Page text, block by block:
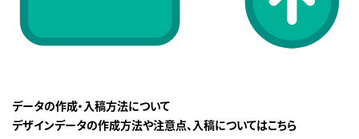
データの作成・入稿方法について
デザインデータの作成方法や注意点、入稿についてはこちら